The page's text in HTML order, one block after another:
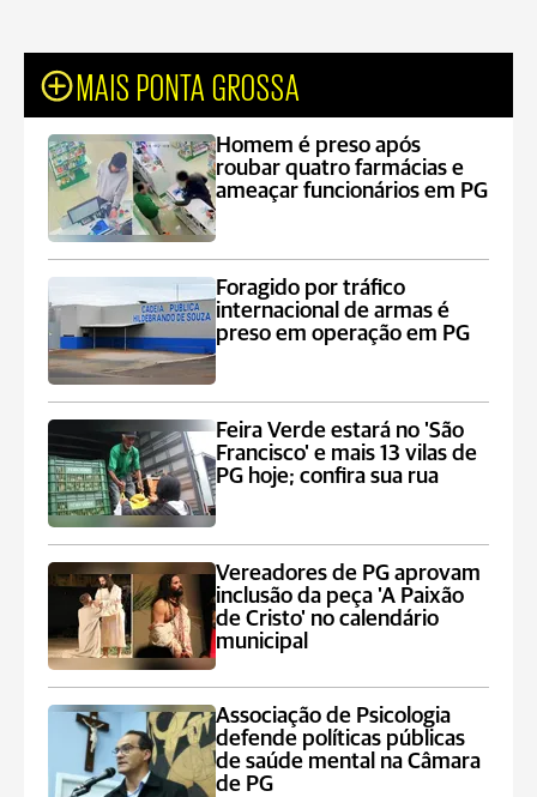
MAIS PONTA GROSSA
Homem é preso após
roubar quatro farmácias e
ameaçar funcionários em PG
Foragido por tráfico
internacional de armas é
preso em operação em PG
Feira Verde estará no 'São
Francisco' e mais 13 vilas de
PG hoje; confira sua rua
Vereadores de PG aprovam
inclusão da peça 'A Paixão
de Cristo' no calendário
municipal
Associação de Psicologia
defende políticas públicas
de saúde mental na Câmara
de PG